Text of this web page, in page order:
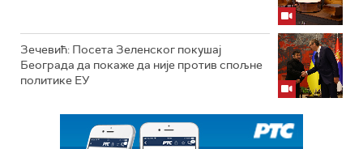
Зечевић: Посета Зеленског покушај
Београда да покаже да није против спољне
политике ЕУ